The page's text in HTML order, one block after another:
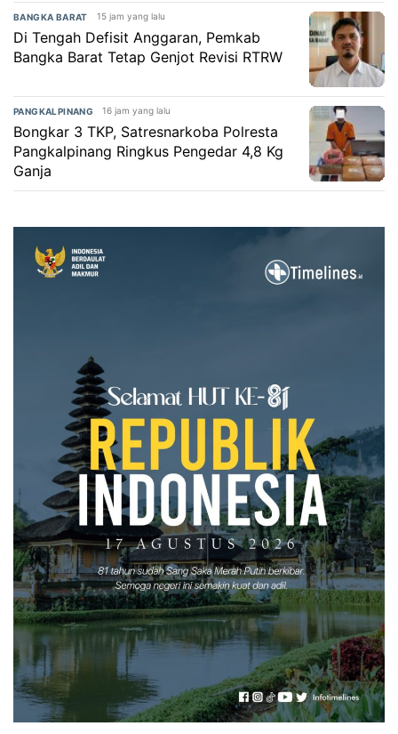
BANGKA BARAT 15 jam yang lalu
Di Tengah Defisit Anggaran, Pemkab
Bangka Barat Tetap Genjot Revisi RTRW
PANGKALPINANG 16 jam yang lalu
Bongkar 3 TKP, Satresnarkoba Polresta
Pangkalpinang Ringkus Pengedar 4,8 Kg
Ganja